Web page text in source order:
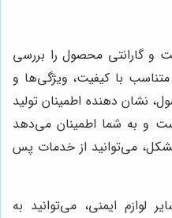
و گارانتی محصول را بررسی
با کیفیت، ویژگی‌ها و
نشان دهنده اطمینان تولید
و به شما اطمینان می‌دهد
می‌توانید از خدمات پس
لوازم ایمنی، می‌توانید به